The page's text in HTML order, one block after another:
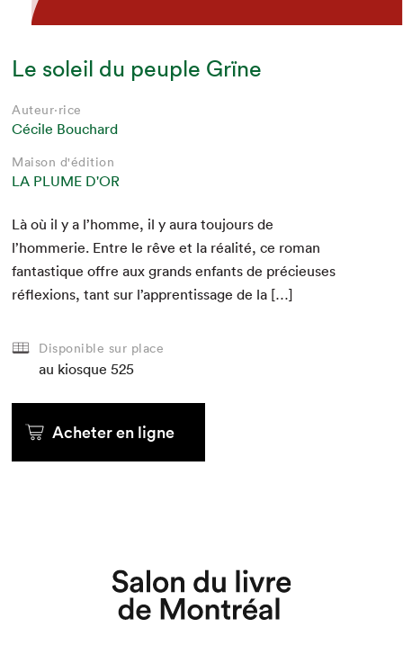
Le soleil du peuple Grïne
Auteur·rice
Cécile Bouchard
Maison d'édition
LA PLUME D'OR
Là où il y a l’homme, il y aura tou­jours de
l’hommerie. Entre le rêve et la réal­ité, ce roman
fan­tas­tique offre aux grands enfants de pré­cieuses
réflex­ions, tant sur l’apprentissage de la […]
Disponible sur place
au kiosque 525
Acheter en ligne